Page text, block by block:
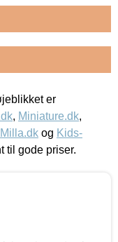
er
, Miniature.dk,
og Kids-
til gode priser.